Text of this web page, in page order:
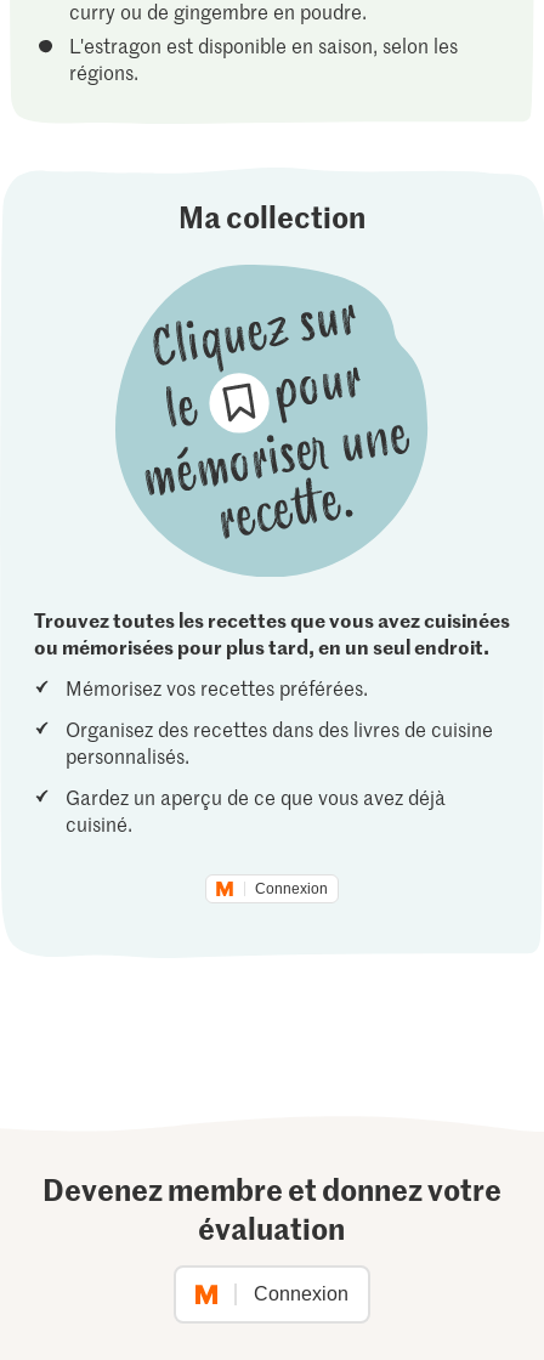
curry ou de gingembre en poudre.
L'estragon est disponible en saison, selon les
régions.
Ma collection
Trouvez toutes les recettes que vous avez cuisinées
ou mémorisées pour plus tard, en un seul endroit.
Mémorisez vos recettes préférées.
Organisez des recettes dans des livres de cuisine
personnalisés.
Gardez un aperçu de ce que vous avez déjà
cuisiné.
Connexion
Devenez membre et donnez votre
évaluation
Connexion